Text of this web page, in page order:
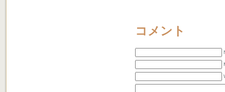
コメント